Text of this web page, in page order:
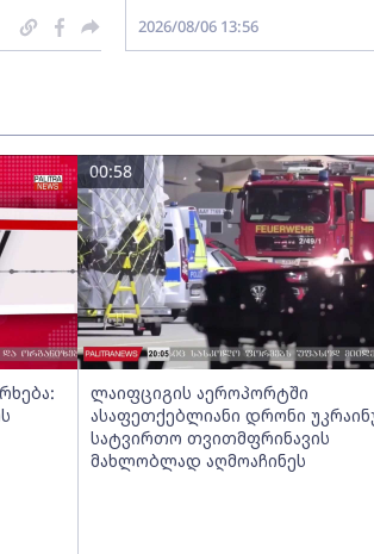
2026/08/06 13:56
ლაიფციგის აეროპორტში
ასაფეთქებლიანი დრონი
სატვირთო თვითმფრინავის
მახლობლად აღმოაჩინეს
00:58